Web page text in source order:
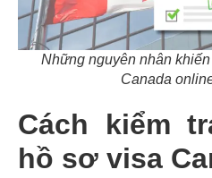
Những nguyên nhân
Canada
Cách kiểm
hồ sơ visa